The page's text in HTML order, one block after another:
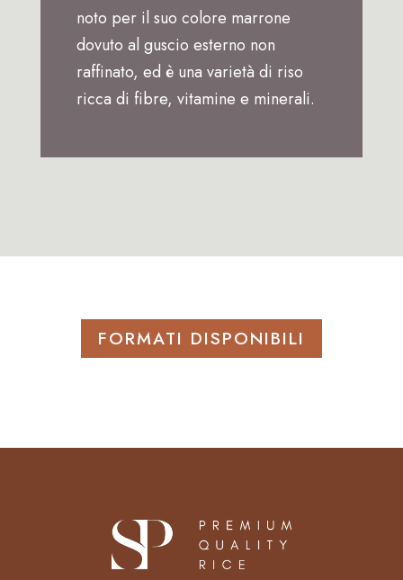
noto per il suo colore marrone
dovuto al guscio esterno non
raffinato, ed è una varietà di riso
ricca di fibre, vitamine e minerali.
FORMATI DISPONIBILI